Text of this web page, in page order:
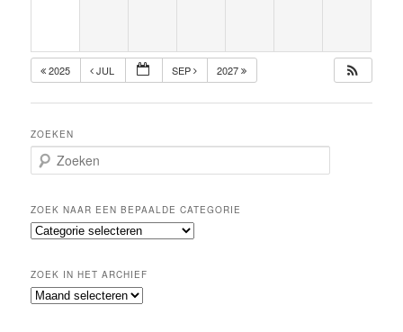
2025 JUL SEP 2027
ZOEKEN
o
k
e
n
ZOEK NAAR EEN BEPAALDE CATEGORIE
Z
k
n
ZOEK IN HET ARCHIEF
Z